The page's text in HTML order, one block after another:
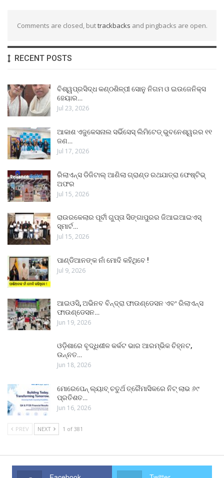
Comments are closed, buttrackbacks and pingbacks are open.
RECENT POSTS
ବିଶ୍ୱପ୍ରସିଦ୍ଧ କଣ୍ଠଶିଳ୍ପୀ ସୋନୁ ନିଗମ ଓ ଇଉଜେନିକ୍ସ
ହେୟାର…
Jul 23, 2026
ଆକାଶ ଏଜୁକେସନାଲ ସର୍ଭିସେସ୍ ଲିମିଟେଡ୍ ଭୁବନେଶ୍ୱରର ୧୧
ଜଣ…
Jul 17, 2026
ରିଲାଏନ୍ସ ଡିଜିଟାଲ୍ ଆଣିଲା ଗ୍ରାଣ୍ଡ ରଥଯାତ୍ରା ଫେଷ୍ଟିଭ୍
ଅଫର
Jul 15, 2026
ରାଉରକେଲାର ପୂର୍ବୀ ଗୁପ୍ତା ସିଙ୍ଗାପୁରର ଜିଆଇଆଇଏସ୍
ସ୍ମାର୍ଟ…
Jul 15, 2026
ପାଣ୍ଡିଆନଙ୍କ ନାଁ ମୋଦି କହିଥିବେ !
Jul 9, 2026
ଆଇଓସି, ଅଭିନବ ବିନ୍ଦ୍ରା ଫାଉଣ୍ଡେସନ ଏବଂ ରିଲାଏନ୍ସ
ଫାଉଣ୍ଡେସନ…
Jun 19, 2026
ଓଡ଼ିଶାରେ ବୃଦ୍ଧିଶୀଳ କର୍କଟ ଭାର ଆରମ୍ଭିକ ଚିହ୍ନଟ,
ଉନ୍ନତ…
Jun 18, 2026
ମୋରେପେନ୍ ଲ୍ୟାବ୍ ଚତୁର୍ଥ ତ୍ରୈମାସିକରେ ନିଟ୍ ଲାଭ ୬୯
ପ୍ରତିଶତ…
Jun 16, 2026
PREV NEXT 1 of 381